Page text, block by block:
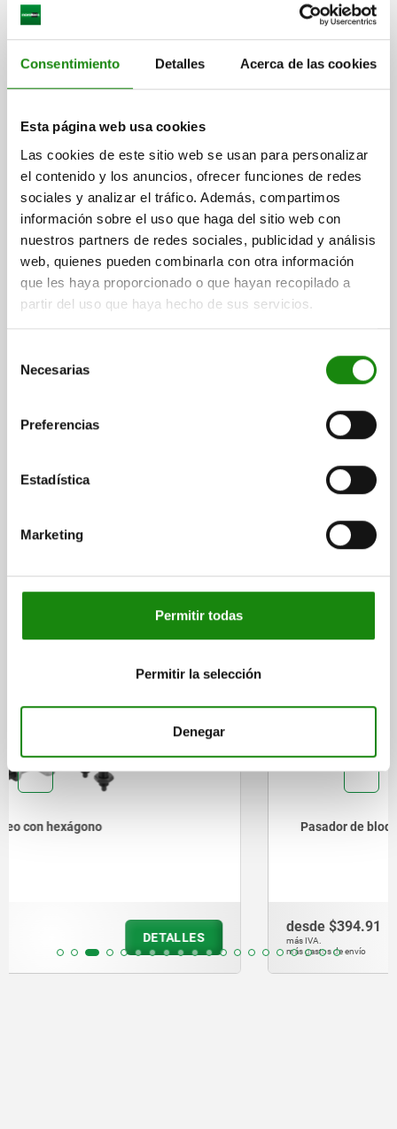
Consentimiento Detalles Acerca de las cookies
Esta página web usa cookies
Las cookies de este sitio web se usan para personalizar
el contenido y los anuncios, ofrecer funciones de redes
sociales y analizar el tráfico. Además, compartimos
información sobre el uso que haga del sitio web con
nuestros partners de redes sociales, publicidad y análisis
web, quienes pueden combinarla con otra información
que les haya proporcionado o que hayan recopilado a
partir del uso que haya hecho de sus servicios.
Necesarias
Preferencias
Estadística
Marketing
Permitir todas
Permitir la selección
Denegar
PESTILLO CON MUELLE DE RETROCESO FORMA:B
INOXIDABLE 1.4301
D=5,5 L1=20 FORMA=B
MODELO DE FORMA=PESTILLO HACIA ABAJO
ANCHURA=56
B1=30
C=2,7 D1=12 D2=10 ALTURA=29,7
H1=7,35
CARRERA S=13
LONGITUD=73,5 L2=10 L3=22 L4=12
Referencia: 03102-15-17356
$807.59
DETALLES
CAD
DESCARGAS
Otros clientes también
compraron
Pasador de bloqueo con seguro roscado
$394.91
más gastos de envío
DETALLES